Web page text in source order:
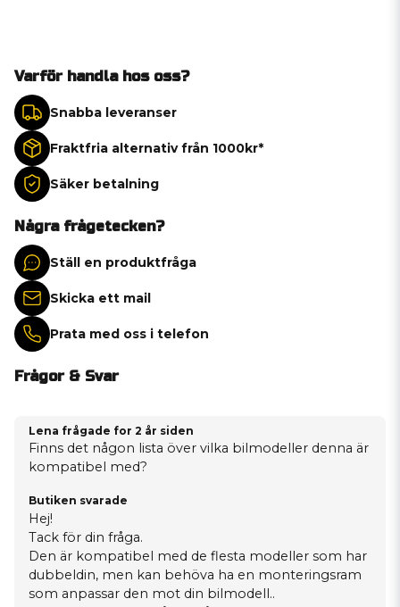
Varför handla hos oss?
Snabba leveranser
Fraktfria alternativ från 1000kr*
Säker betalning
Några frågetecken?
Ställ en produktfråga
Skicka ett mail
Prata med oss i telefon
Frågor & Svar
Lena frågade for 2 år siden
Finns det någon lista över vilka bilmodeller denna är
kompatibel med?
Butiken svarade
Hej!
Tack för din fråga.
Den är kompatibel med de flesta modeller som har
dubbeldin, men kan behöva ha en monteringsram
som anpassar den mot din bilmodell..